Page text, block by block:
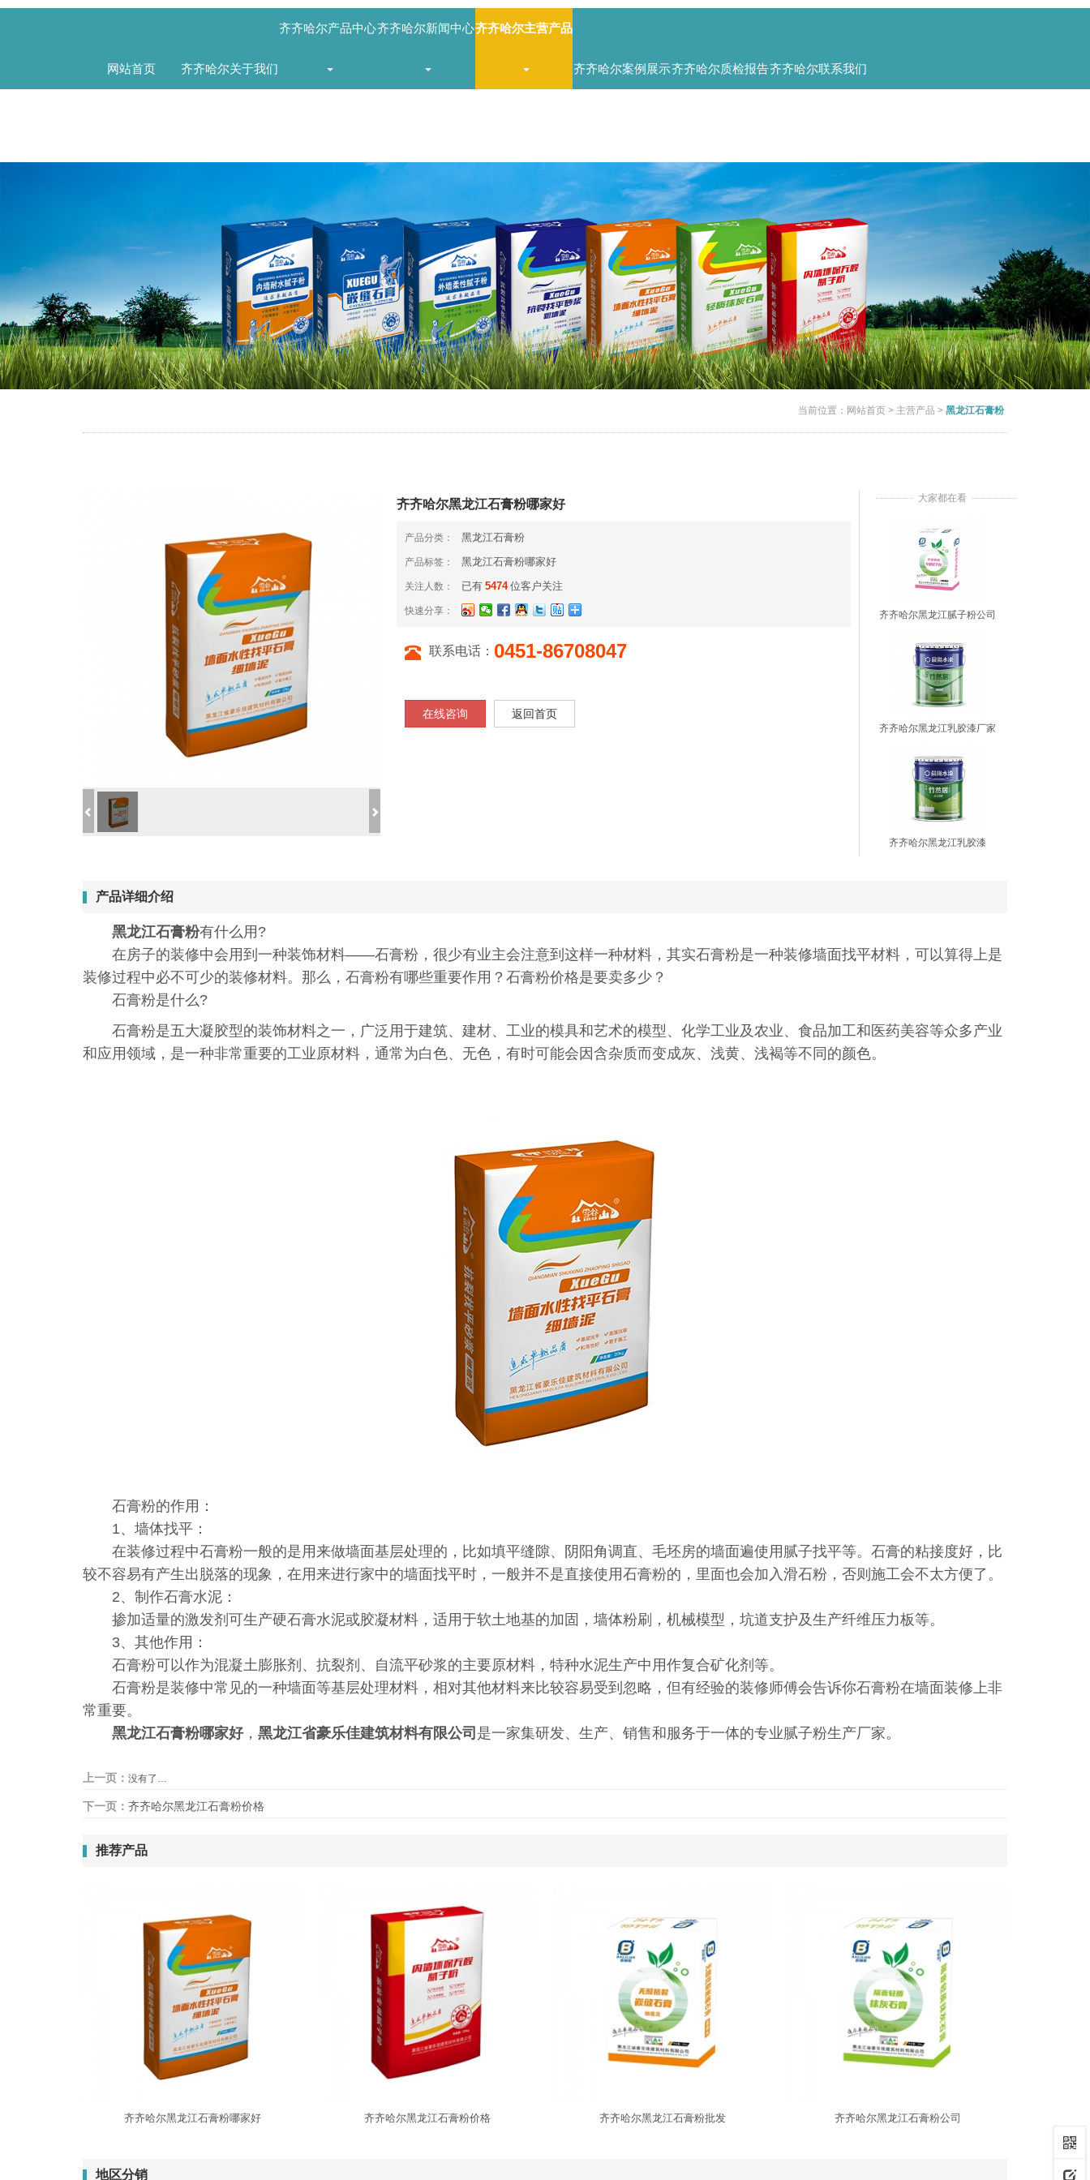
网站首页 齐齐哈尔关于我们
齐齐哈尔产品中心齐齐哈尔新闻中心齐齐哈尔主营产品
齐齐哈尔案例展示齐齐哈尔质检报告齐齐哈尔联系我们
当前位置： 网站首页 > 主营产品 > 黑龙江石膏粉
齐齐哈尔黑龙江石膏粉哪家好
产品分类： 黑龙江石膏粉
产品标签： 黑龙江石膏粉哪家好
关注人数： 已有 5474 位客户关注
快速分享：
联系电话： 0451-86708047
在线咨询 返回首页
大家都在看
齐齐哈尔黑龙江腻子粉公司
齐齐哈尔黑龙江乳胶漆厂家
齐齐哈尔黑龙江乳胶漆
产品详细介绍
黑龙江石膏粉有什么用?
在房子的装修中会用到一种装饰材料——石膏粉，很少有业主会注意到这样一种材料，其实石膏粉是一种装修墙面找平材料，可以算得上是
装修过程中必不可少的装修材料。那么，石膏粉有哪些重要作用？石膏粉价格是要卖多少？
石膏粉是什么?
石膏粉是五大凝胶型的装饰材料之一，广泛用于建筑、建材、工业的模具和艺术的模型、化学工业及农业、食品加工和医药美容等众多产业
和应用领域，是一种非常重要的工业原材料，通常为白色、无色，有时可能会因含杂质而变成灰、浅黄、浅褐等不同的颜色。
石膏粉的作用：
1、墙体找平：
在装修过程中石膏粉一般的是用来做墙面基层处理的，比如填平缝隙、阴阳角调直、毛坯房的墙面遍使用腻子找平等。石膏的粘接度好，比
较不容易有产生出脱落的现象，在用来进行家中的墙面找平时，一般并不是直接使用石膏粉的，里面也会加入滑石粉，否则施工会不太方便了。
2、制作石膏水泥：
掺加适量的激发剂可生产硬石膏水泥或胶凝材料，适用于软土地基的加固，墙体粉刷，机械模型，坑道支护及生产纤维压力板等。
3、其他作用：
石膏粉可以作为混凝土膨胀剂、抗裂剂、自流平砂浆的主要原材料，特种水泥生产中用作复合矿化剂等。
石膏粉是装修中常见的一种墙面等基层处理材料，相对其他材料来比较容易受到忽略，但有经验的装修师傅会告诉你石膏粉在墙面装修上非
常重要。
黑龙江石膏粉哪家好， 黑龙江省豪乐佳建筑材料有限公司 是一家集研发、生产、销售和服务于一体的专业腻子粉生产厂家。
上一页： 没有了…
下一页： 齐齐哈尔黑龙江石膏粉价格
推荐产品
齐齐哈尔黑龙江石膏粉哪家好 齐齐哈尔黑龙江石膏粉价格 齐齐哈尔黑龙江石膏粉批发 齐齐哈尔黑龙江石膏粉公司
地区分销